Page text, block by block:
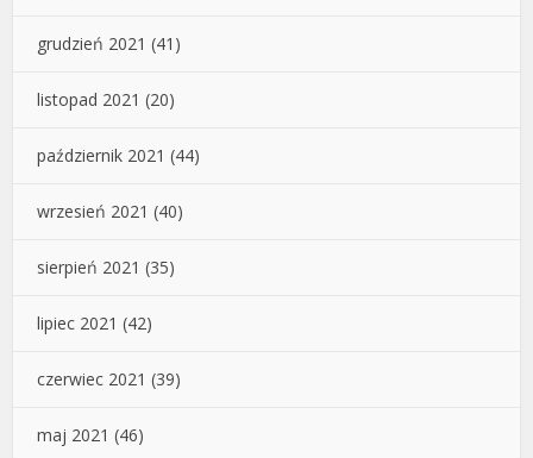
grudzień 2021 (41)
listopad 2021 (20)
październik 2021 (44)
wrzesień 2021 (40)
sierpień 2021 (35)
lipiec 2021 (42)
czerwiec 2021 (39)
maj 2021 (46)